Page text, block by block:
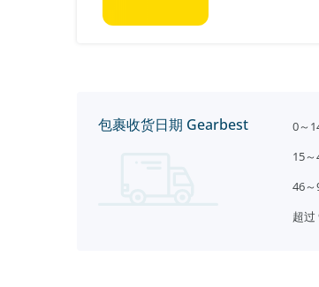
包裹收货日期 Gearbest
0～
15
46～
超过